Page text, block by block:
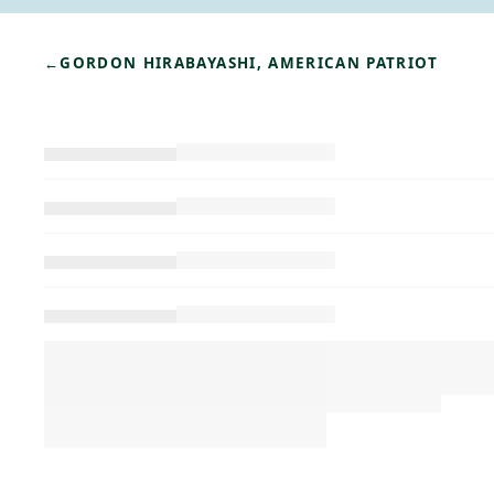
←GORDON HIRABAYASHI, AMERICAN PATRIOT